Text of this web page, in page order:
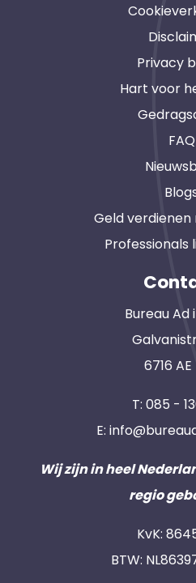
Privacy
Hart voor
FAQ
Geld
Professionals
Bureau
6716 AE
T: 085 -
E:
Wij zijn in heel
regio
KvK:
BTW: